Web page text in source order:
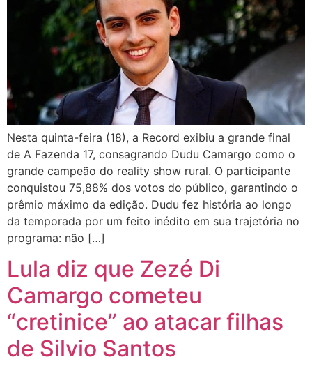
Nesta quinta-feira (18), a Record exibiu a grande final
de A Fazenda 17, consagrando Dudu Camargo como o
grande campeão do reality show rural. O participante
conquistou 75,88% dos votos do público, garantindo o
prêmio máximo da edição. Dudu fez história ao longo
da temporada por um feito inédito em sua trajetória no
programa: não […]
Lula diz que Zezé Di
Camargo cometeu
“cretinice” ao atacar filhas
de Silvio Santos